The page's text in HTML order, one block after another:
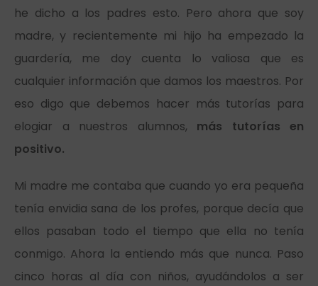
he dicho a los padres esto. Pero ahora que soy
madre, y recientemente mi hijo ha empezado la
guardería, me doy cuenta lo valiosa que es
cualquier información que damos los maestros. Por
eso digo que debemos hacer más tutorías para
elogiar a nuestros alumnos, más tutorías en
positivo.
Mi madre me contaba que cuando yo era pequeña
tenía envidia sana de los profes, porque decía que
ellos pasaban todo el tiempo que ella no tenía
conmigo. Ahora la entiendo más que nunca. Paso
cinco horas al día con niños, ayudándolos a ser